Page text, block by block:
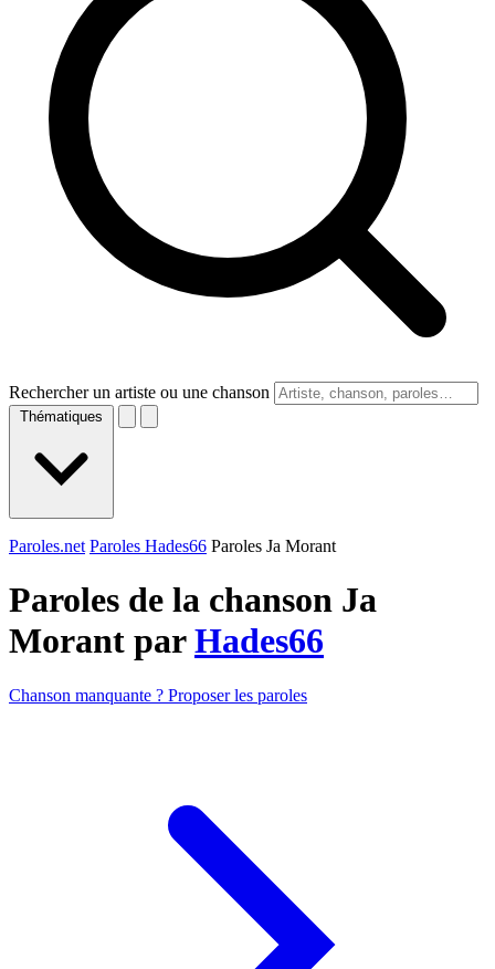
Rechercher un artiste ou une chanson
Thématiques
Paroles.net Paroles Hades66 Paroles Ja Morant
Paroles de la chanson Ja
Morant parHades66
Chanson manquante ? Proposer les paroles